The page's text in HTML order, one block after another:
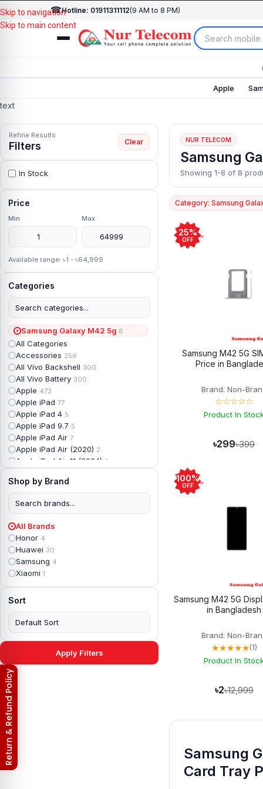
☎Hotline: 01911311112(9 AM to 8 PM)
Apple
Skip to navigation
Skip to main content
text
Refine Results
Filters Clear
In Stock
Price
Min Max
Available range: ৳1 - ৳64,999
Categories
Samsung Galaxy M42 5g 8
All Categories
Accessories 256
All Vivo Backshell 300
All Vivo Battery 300
Apple 473
Apple iPad 77
Apple iPad 4 5
Apple iPad 9.7 5
Apple iPad Air 7
Apple iPad Air (2020) 2
Apple iPad Air 11 (2024) 2
Apple iPad Backshell
Apple iPad Battery
Apple iPad Display
Apple iPad mini 2
Apple iPad Mini 3
Apple iPad mini 4
Apple iPad Pro 10.5
Apple iPad Pro 11
Apple iPad Pro 12.96
Apple iPad Pro 12.9 2nd Gen
Apple iPad Pro 9.7 (2016)6
Apple iPad Pro 9.7 (2018)
4
Asus ROG Phone 2
Asus ROG Phone 3
Asus Rog Phone 7 Ultimate
Shop by Brand
All Brands
Honor 4
Huawei 30
Samsung 4
Xiaomi 1
Sort
Apply Filters
NUR TELECOM
Samsung
Showing 1-8 of 8
Category: Samsung
25%
OFF
Samsung M42 5G
Price in
Brand: Non-
☆☆☆☆☆
Product In
৳299৳399
100%
OFF
Samsung M42 5G
in Bangladesh
Brand: Non-
★★★★★(1)
Product In
৳2৳12,999
Samsung
Card Tray
Return & Refund Policy